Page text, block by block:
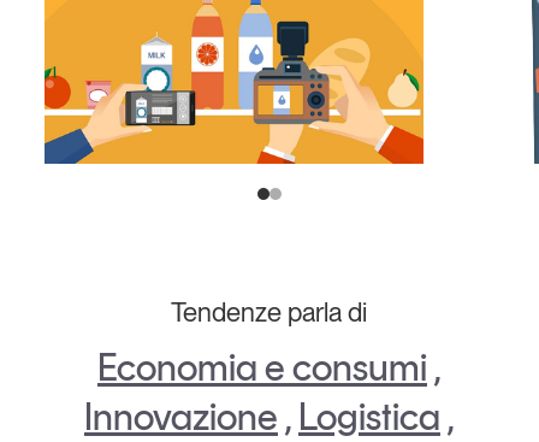
Tendenze parla di
Economia e consumi ,
Innovazione , Logistica ,